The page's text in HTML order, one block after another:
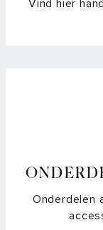
Vind hier
Onderdelen